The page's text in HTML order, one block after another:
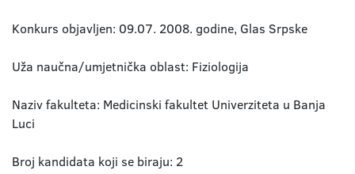
Konkurs objavljen: 09.07. 2008. godine, Glas Srpske
Uža naučna/umjetnička oblast: Fiziologija
Naziv fakulteta: Medicinski fakultet Univerziteta u Banja
Luci
Broj kandidata koji se biraju: 2